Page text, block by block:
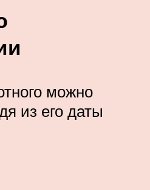
можно
из его даты